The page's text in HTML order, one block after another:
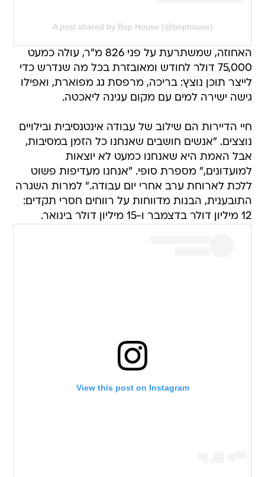
A post shared by Bop House (@bophouse)
האחוזה, שמשתרעת על פני 826 מ"ר, עולה כמעט
75,000 דולר לחודש ומאובזרת בכל מה שנדרש כדי
לייצר תוכן נוצץ: בריכה, מרפסת גג מפוארת, ואפילו
גישה ישירה למים עם מקום עגינה ליאכטה.
חיי הדיירות הם שילוב של עבודה אינטנסיבית ובילויים
נוצצים. "אנשים חושבים שאנחנו כל הזמן במסיבות,
אבל האמת היא שאנחנו כמעט לא יוצאות
למועדונים," מספרת סופי. "אנחנו מעדיפות פשוט
ללכת לארוחת ערב אחרי יום עבודה." למרות השגרה
התובענית, הבנות מדווחות על רווחים חסרי תקדים:
12 מיליון דולר בדצמבר ו-15 מיליון דולר בינואר.
View this post on Instagram